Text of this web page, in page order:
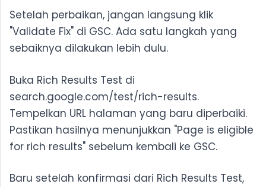
Setelah perbaikan, jangan langsung klik
"Validate Fix" di GSC. Ada satu langkah yang
sebaiknya dilakukan lebih dulu.
Buka Rich Results Test di
search.google.com/test/rich-results.
Tempelkan URL halaman yang baru diperbaiki.
Pastikan hasilnya menunjukkan "Page is eligible
for rich results" sebelum kembali ke GSC.
Baru setelah konfirmasi dari Rich Results Test,